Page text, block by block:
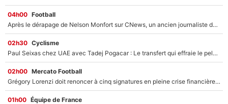
04h00 Football
Après le dérapage de Nelson Monfort sur CNews, un ancien journaliste de France Télévisions relance la polémique sur les incendies en Gironde
02h30 Cyclisme
Paul Seixas chez UAE avec Tadej Pogacar : Le transfert qui effraie le peloton, «c’est la pire des choses qui puisse arriver»
02h00 Mercato Football
Grégory Lorenzi doit renoncer à cinq signatures en pleine crise financière : L’IA propose sept noms à l’OM pour un mercato réussi... à seulement 5M€ !
01h00 Équipe de France